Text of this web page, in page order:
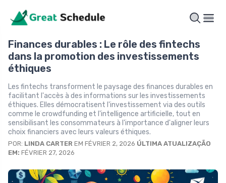
Finances durables : Le rôle des fintechs
dans la promotion des investissements
éthiques
Les fintechs transforment le paysage des finances durables en
facilitant l'accès à des informations sur les investissements
éthiques. Elles démocratisent l'investissement via des outils
comme le crowdfunding et l'intelligence artificielle, tout en
sensibilisant les consommateurs à l'importance d'aligner leurs
choix financiers avec leurs valeurs éthiques.
POR: LINDA CARTER EM FÉVRIER 2, 2026 ÚLTIMA ATUALIZAÇÃO
EM: FÉVRIER 27, 2026